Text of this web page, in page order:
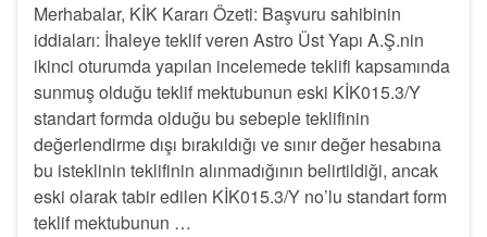
Merhabalar, KİK Kararı Özeti: Başvuru sahibinin
iddiaları: İhaleye teklif veren Astro Üst Yapı A.Ş.nin
ikinci oturumda yapılan incelemede teklifi kapsamında
sunmuş olduğu teklif mektubunun eski KİK015.3/Y
standart formda olduğu bu sebeple teklifinin
değerlendirme dışı bırakıldığı ve sınır değer hesabına
bu isteklinin teklifinin alınmadığının belirtildiği, ancak
eski olarak tabir edilen KİK015.3/Y no’lu standart form
teklif mektubunun …